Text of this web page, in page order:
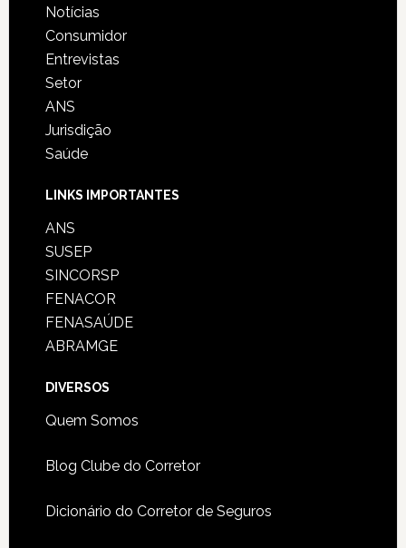
Notícias
Consumidor
Entrevistas
Setor
ANS
Jurisdição
Saúde
LINKS IMPORTANTES
ANS
SUSEP
SINCORSP
FENACOR
FENASAÚDE
ABRAMGE
DIVERSOS
Quem Somos
Blog Clube do Corretor
Dicionário do Corretor de Seguros